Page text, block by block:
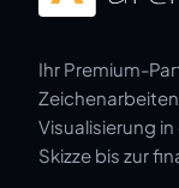
Ihr Premium-
Visualisierung
Skizze bis zur